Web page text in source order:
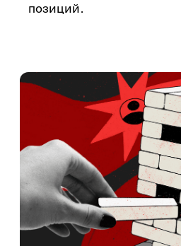
позиций.